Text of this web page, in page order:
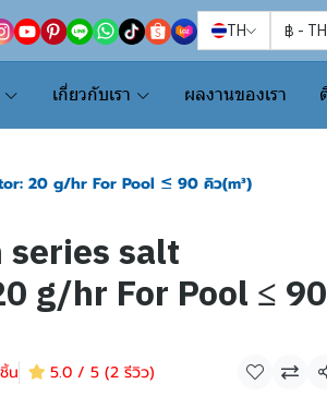
TH ฿ -
เกี่ยวกับเรา ผลงานของเรา
20 g/hr For Pool ≤ 90 คิว(m³)
series salt
g/hr For Pool ≤ 90
น 5.0 / 5 (2 รีวิว)